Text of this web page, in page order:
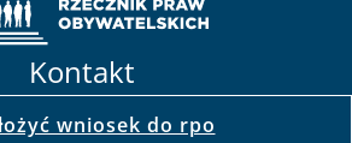
Kontakt
wniosek do rpo